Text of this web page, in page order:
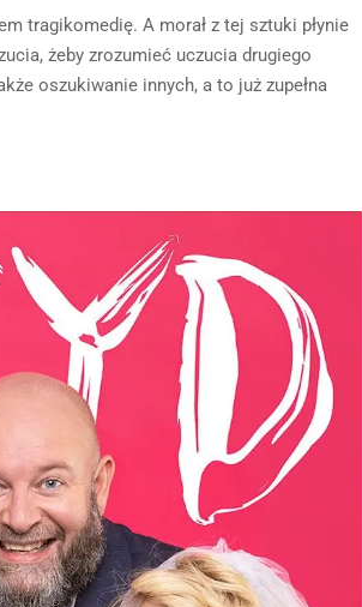
tragikomedię. A morał z tej sztuki płynie
żeby zrozumieć uczucia drugiego
oszukiwanie innych, a to już zupełna